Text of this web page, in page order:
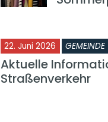
22. Juni 2026 GEMEINDE
Aktuelle
Straßenverkehr